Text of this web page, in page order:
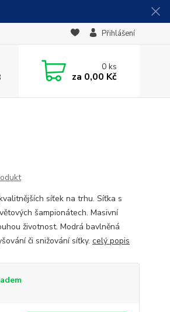
Přihlášení
0ks
za 0,00 Kč
síťek na trhu. Síťka s
šampionátech. Masivní
životnost. Modrá bavlněná
či snižování síťky. celý popis